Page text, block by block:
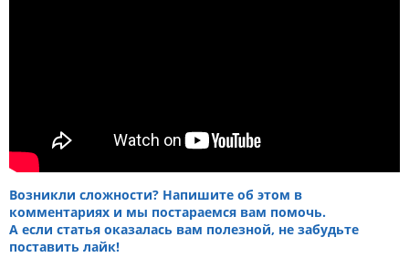
Возникли сложности? Напишите об этом в
комментариях и мы постараемся вам помочь.
А если статья оказалась вам полезной, не забудьте
поставить лайк!